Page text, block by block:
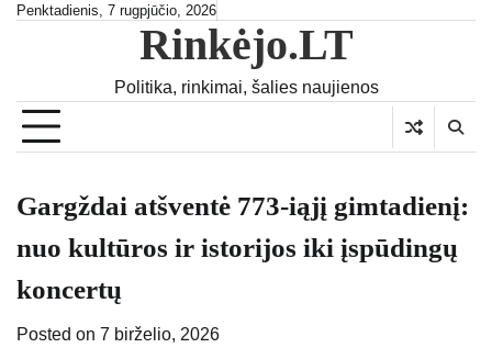
SkipPenktadienis, 7 rugpjūčio, 2026
Rinkėjo.LT
Politika, rinkimai, šalies naujienos
Gargždai atšventė 773-iąjį gimtadienį:
nuo kultūros ir istorijos iki įspūdingų
koncertų
Posted on 7 birželio, 2026